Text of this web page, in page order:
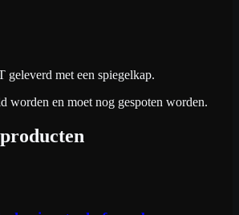
met een spiegelkap.
worden en moet nog gespoten worden.